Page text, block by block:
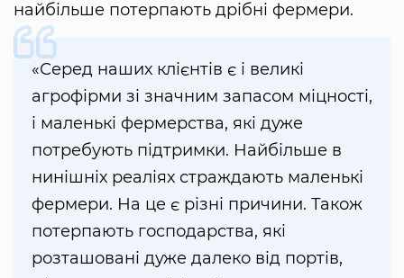
найбільше потерпають дрібні фермери.
«Серед наших клієнтів є і великі
агрофірми зі значним запасом міцності,
і маленькі фермерства, які дуже
потребують підтримки. Найбільше в
нинішніх реаліях страждають маленькі
фермери. На це є різні причини. Також
потерпають господарства, які
розташовані дуже далеко від портів,